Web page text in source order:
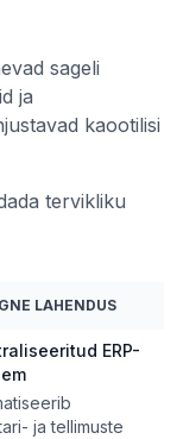
sageli
ja
kaootilisi
tervikliku
LAHENDUS
ERP-
ja tellimuste